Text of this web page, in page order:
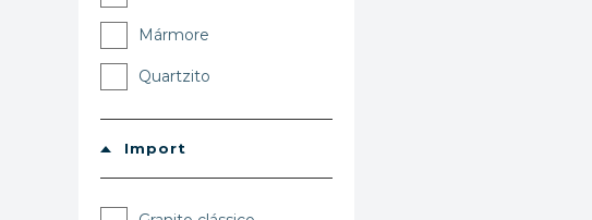
Mármore
Quartzito
Import